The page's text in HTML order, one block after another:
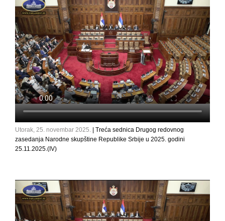
Utorak, 25. novembar 2025.
| Treća sednica Drugog redovnog
zasedanja Narodne skupštine Republike Srbije u 2025. godini
25.11.2025.(IV)